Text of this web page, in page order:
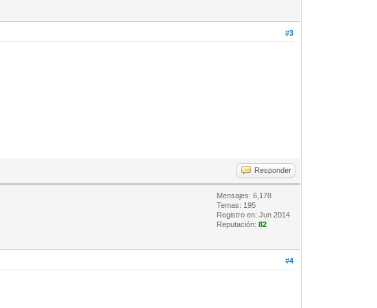
#3
Responder
Mensajes: 6,178
Temas: 195
Registro en: Jun 2014
Reputación:82
#4